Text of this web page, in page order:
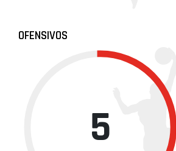
OFENSIVOS
5